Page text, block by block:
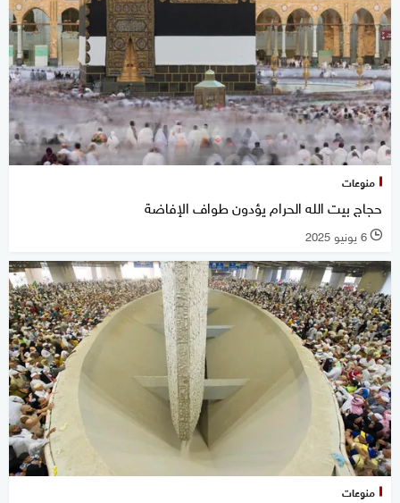
منوعات
حجاج بيت الله الحرام يؤدون طواف الإفاضة
l 6 يونيو 2025
منوعات